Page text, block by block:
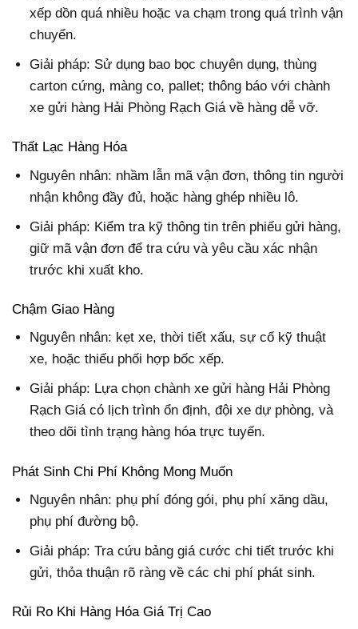
xếp dồn quá nhiều hoặc va chạm trong quá trình vận
chuyển.
Giải pháp: Sử dụng bao bọc chuyên dụng, thùng
carton cứng, màng co, pallet; thông báo với chành
xe gửi hàng Hải Phòng Rạch Giá về hàng dễ vỡ.
Thất Lạc Hàng Hóa
Nguyên nhân: nhầm lẫn mã vận đơn, thông tin người
nhận không đầy đủ, hoặc hàng ghép nhiều lô.
Giải pháp: Kiểm tra kỹ thông tin trên phiếu gửi hàng,
giữ mã vận đơn để tra cứu và yêu cầu xác nhận
trước khi xuất kho.
Chậm Giao Hàng
Nguyên nhân: kẹt xe, thời tiết xấu, sự cố kỹ thuật
xe, hoặc thiếu phối hợp bốc xếp.
Giải pháp: Lựa chọn chành xe gửi hàng Hải Phòng
Rạch Giá có lịch trình ổn định, đội xe dự phòng, và
theo dõi tình trạng hàng hóa trực tuyến.
Phát Sinh Chi Phí Không Mong Muốn
Nguyên nhân: phụ phí đóng gói, phụ phí xăng dầu,
phụ phí đường bộ.
Giải pháp: Tra cứu bảng giá cước chi tiết trước khi
gửi, thỏa thuận rõ ràng về các chi phí phát sinh.
Rủi Ro Khi Hàng Hóa Giá Trị Cao